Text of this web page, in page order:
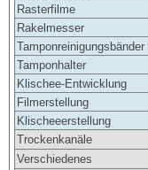
Rasterfilme
Rakelmesser
Tamponreinigungsbänder
Tamponhalter
Klischee-Entwicklung
Filmerstellung
Klischeeerstellung
Trockenkanäle
Verschiedenes